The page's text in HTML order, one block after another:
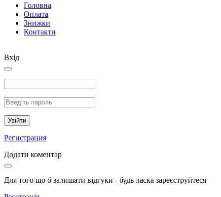
Головна
Оплата
Знижки
Контакти
Вхід
Увійти
Регистрация
Додати коментар
Для того що б залишати відгуки - будь ласка зареєструйтеся